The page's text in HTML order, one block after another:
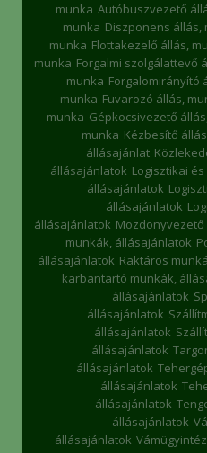
munka Autóbuszvezető
munka Diszponens állás,
munka Flottakezelő állás,
munka Forgalmi szolgálattevő
munka Forgalomirányító
munka Fuvarozó állás,
munka Gépkocsivezető
munka Kézbesítő
állásajánlat
állásajánlatok Logisztikai
állásajánlatok
állásajánlatok
állásajánlatok
munkák, állásajánlatok
állásajánlatok Raktáros
karbantartó munkák,
állásajánlatok
állásajánlatok
állásajánlatok
állásajánlatok
állásajánlatok
állásajánlatok
állásajánlatok
állásajánlatok
állásajánlatok